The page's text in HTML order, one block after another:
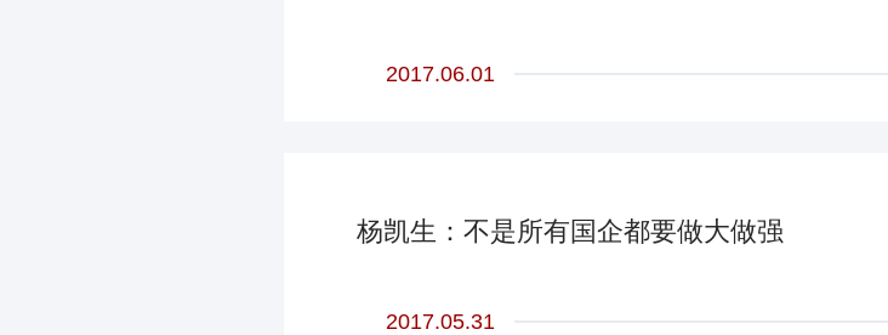
2017.06.01
杨凯生：不是所有国企都要做大做强
2017.05.31